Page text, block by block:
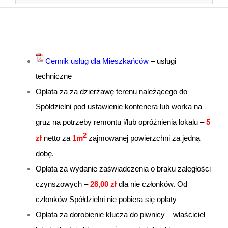
Cennik usług dla Mieszkańców – usługi
techniczne
Opłata za za dzierżawę terenu należącego do
Spółdzielni pod ustawienie kontenera lub worka na
gruz na potrzeby remontu i/lub opróżnienia lokalu –5
zł netto za 1m2 zajmowanej powierzchni za jedną
dobę.
Opłata za wydanie zaświadczenia o braku zaległości
czynszowych –28,00 zł dla nie członków. Od
członków Spółdzielni nie pobiera się opłaty
Opłata za dorobienie klucza do piwnicy – właściciel